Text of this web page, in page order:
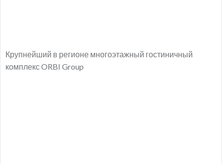
Крупнейший в регионе многоэтажный гостиничный
комплекс ORBI Group